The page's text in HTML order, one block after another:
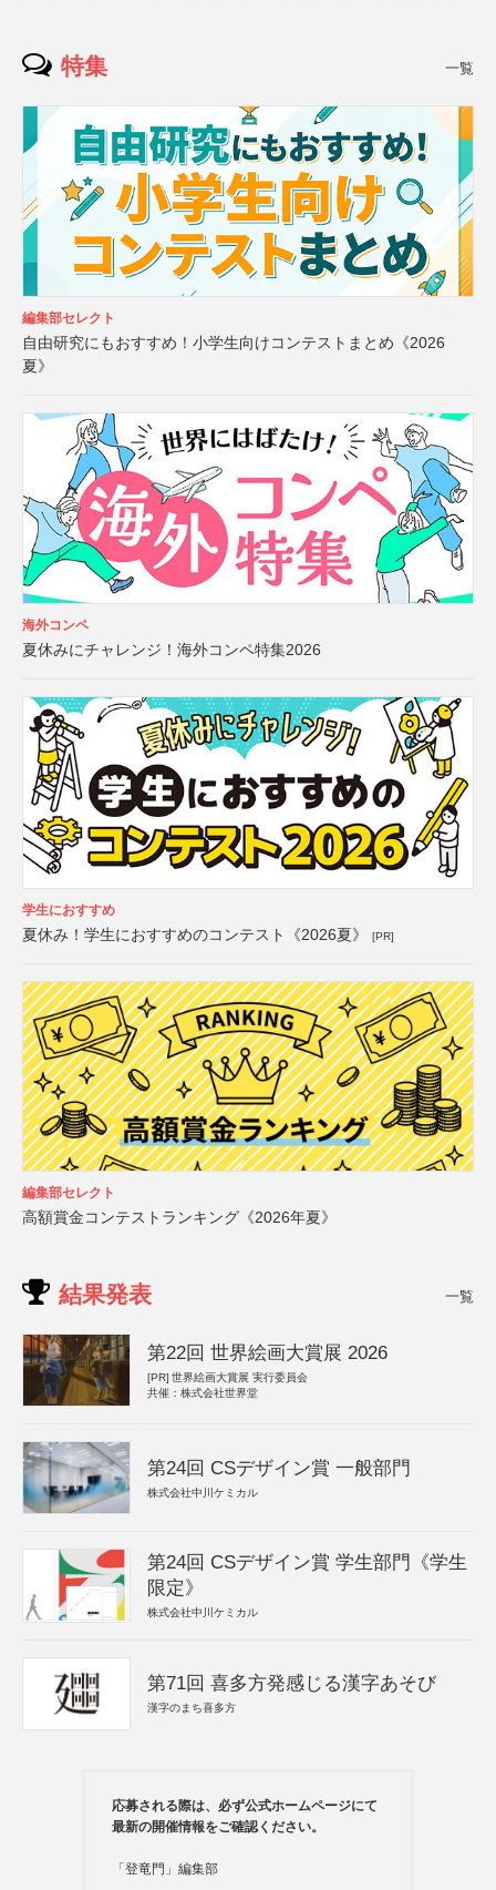
特集 一覧
編集部セレクト
自由研究にもおすすめ！小学生向けコンテストまとめ《2026
夏》
海外コンペ
夏休みにチャレンジ！海外コンペ特集2026
学生におすすめ
夏休み！学生におすすめのコンテスト《2026夏》 [PR]
編集部セレクト
高額賞金コンテストランキング《2026年夏》
結果発表 一覧
第22回 世界絵画大賞展 2026
[PR] 世界絵画大賞展 実行委員会
共催：株式会社世界堂
第24回 CSデザイン賞 一般部門
株式会社中川ケミカル
第24回 CSデザイン賞 学生部門《学生
限定》
株式会社中川ケミカル
第71回 喜多方発感じる漢字あそび
漢字のまち喜多方
応募される際は、必ず公式ホームページにて
最新の開催情報をご確認ください。
「登竜門」編集部